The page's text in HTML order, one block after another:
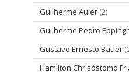
Guilherme Auler (2)
Guilherme Pedro
Gustavo Ernesto Bauer
Hamilton Chrisóstomo